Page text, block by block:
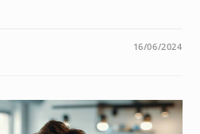
16/06/2024